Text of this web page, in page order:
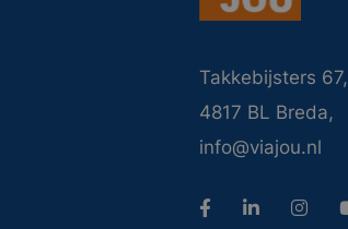
Takkebijsters 67,
4817 BL Breda,
info@viajou.nl